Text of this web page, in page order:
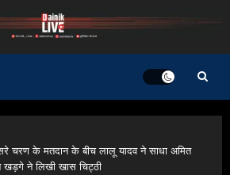
चरण के मतदान के बीच लालू यादव ने साधा अमित
खड़गे ने लिखी खास चिट्ठी